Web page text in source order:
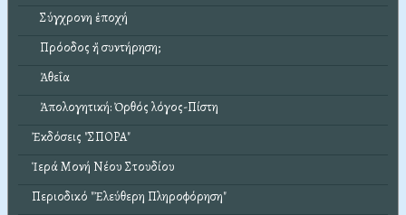
Σύγχρονη ἐποχή
Πρόοδος ἤ συντήρηση;
Ἀθεΐα
Ἀπολογητική: Ὀρθός λόγος-Πίστη
Ἐκδόσεις "ΣΠΟΡΑ"
Ἱερά Μονή Νέου Στουδίου
Περιοδικό "Ἐλεύθερη Πληροφόρηση"